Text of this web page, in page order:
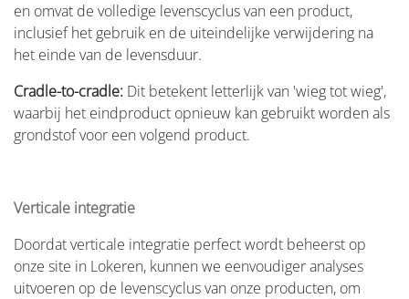
en omvat de volledige levenscyclus van een product,
inclusief het gebruik en de uiteindelijke verwijdering na
het einde van de levensduur.
Cradle-to-cradle: Dit betekent letterlijk van 'wieg tot wieg',
waarbij het eindproduct opnieuw kan gebruikt worden als
grondstof voor een volgend product.
Verticale integratie
Doordat verticale integratie perfect wordt beheerst op
onze site in Lokeren, kunnen we eenvoudiger analyses
uitvoeren op de levenscyclus van onze producten, om